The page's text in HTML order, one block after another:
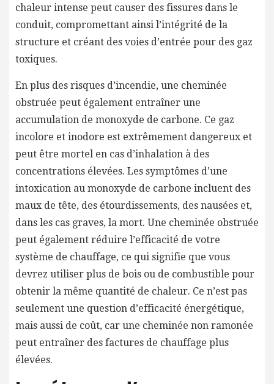
chaleur intense peut causer des fissures dans le
conduit, compromettant ainsi l’intégrité de la
structure et créant des voies d’entrée pour des gaz
toxiques.
En plus des risques d’incendie, une cheminée
obstruée peut également entraîner une
accumulation de monoxyde de carbone. Ce gaz
incolore et inodore est extrêmement dangereux et
peut être mortel en cas d’inhalation à des
concentrations élevées. Les symptômes d’une
intoxication au monoxyde de carbone incluent des
maux de tête, des étourdissements, des nausées et,
dans les cas graves, la mort. Une cheminée obstruée
peut également réduire l’efficacité de votre
système de chauffage, ce qui signifie que vous
devrez utiliser plus de bois ou de combustible pour
obtenir la même quantité de chaleur. Ce n’est pas
seulement une question d’efficacité énergétique,
mais aussi de coût, car une cheminée non ramonée
peut entraîner des factures de chauffage plus
élevées.